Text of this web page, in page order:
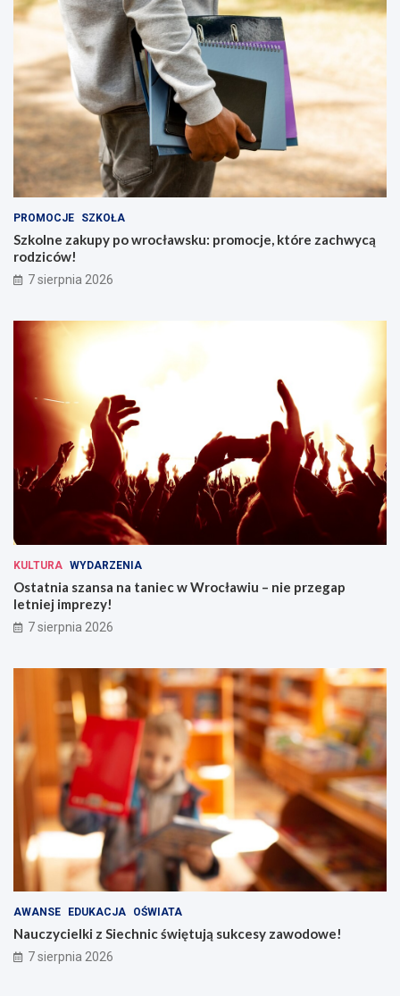
PROMOCJE SZKOŁA
Szkolne zakupy po wrocławsku: promocje, które zachwycą
rodziców!
7 sierpnia 2026
KULTURA WYDARZENIA
Ostatnia szansa na taniec w Wrocławiu – nie przegap
letniej imprezy!
7 sierpnia 2026
AWANSE EDUKACJA OŚWIATA
Nauczycielki z Siechnic świętują sukcesy zawodowe!
7 sierpnia 2026